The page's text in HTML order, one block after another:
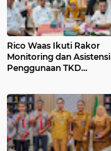
Rico Waas Ikuti Rakor
Monitoring dan Asistensi
Penggunaan TKD